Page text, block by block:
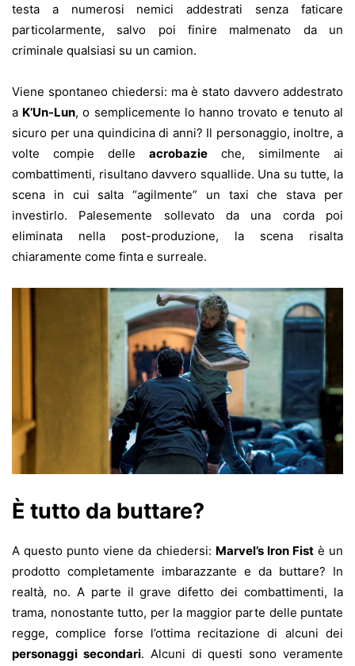
testa a numerosi nemici addestrati senza faticare
particolarmente, salvo poi finire malmenato da un
criminale qualsiasi su un camion.
Viene spontaneo chiedersi: ma è stato davvero addestrato
a K’Un-Lun, o semplicemente lo hanno trovato e tenuto al
sicuro per una quindicina di anni? Il personaggio, inoltre, a
volte compie delle acrobazie che, similmente ai
combattimenti, risultano davvero squallide. Una su tutte, la
scena in cui salta “agilmente” un taxi che stava per
investirlo. Palesemente sollevato da una corda poi
eliminata nella post-produzione, la scena risalta
chiaramente come finta e surreale.
È tutto da buttare?
A questo punto viene da chiedersi: Marvel’s Iron Fistè un
prodotto completamente imbarazzante e da buttare? In
realtà, no. A parte il grave difetto dei combattimenti, la
trama, nonostante tutto, per la maggior parte delle puntate
regge, complice forse l’ottima recitazione di alcuni dei
personaggi secondari. Alcuni di questi sono veramente